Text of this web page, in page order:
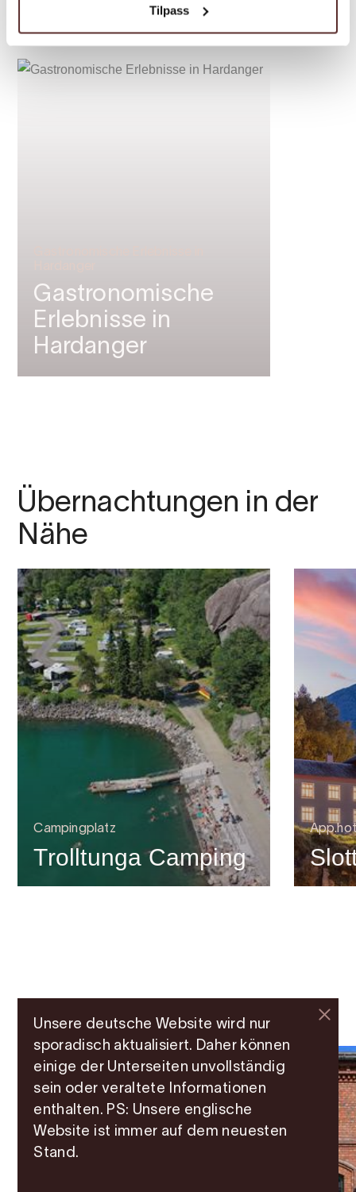
Tilpass
Inspiration
Gastronomische
Erlebnisse in
Hardanger
Übernachtungen in der
Nähe
Campingplatz
Trolltunga Camping
Weitere Attraktionen
Unsere deutsche Website wird nur
sporadisch aktualisiert. Daher können
einige der Unterseiten unvollständig
sein oder veraltete Informationen
enthalten. PS: Unsere englische
Website ist immer auf dem neuesten
Stand.